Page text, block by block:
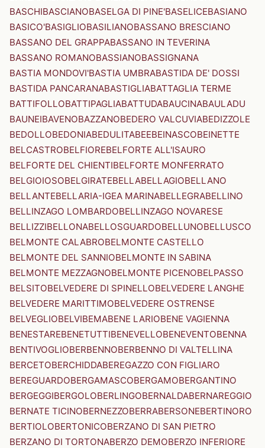
BASCHIBASCIANOBASELGA DI PINE'BASELICEBASIANO
BASICO'BASIGLIOBASILIANOBASSANO BRESCIANO
BASSANO DEL GRAPPABASSANO IN TEVERINA
BASSANO ROMANOBASSIANOBASSIGNANA
BASTIA MONDOVI'BASTIA UMBRABASTIDA DE' DOSSI
BASTIDA PANCARANABASTIGLIABATTAGLIA TERME
BATTIFOLLOBATTIPAGLIABATTUDABAUCINABAULADU
BAUNEIBAVENOBAZZANOBEDERO VALCUVIABEDIZZOLE
BEDOLLOBEDONIABEDULITABEEBEINASCOBEINETTE
BELCASTROBELFIOREBELFORTE ALL'ISAURO
BELFORTE DEL CHIENTIBELFORTE MONFERRATO
BELGIOIOSOBELGIRATEBELLABELLAGIOBELLANO
BELLANTEBELLARIA-IGEA MARINABELLEGRABELLINO
BELLINZAGO LOMBARDOBELLINZAGO NOVARESE
BELLIZZIBELLONABELLOSGUARDOBELLUNOBELLUSCO
BELMONTE CALABROBELMONTE CASTELLO
BELMONTE DEL SANNIOBELMONTE IN SABINA
BELMONTE MEZZAGNOBELMONTE PICENOBELPASSO
BELSITOBELVEDERE DI SPINELLOBELVEDERE LANGHE
BELVEDERE MARITTIMOBELVEDERE OSTRENSE
BELVEGLIOBELVIBEMABENE LARIOBENE VAGIENNA
BENESTAREBENETUTTIBENEVELLOBENEVENTOBENNA
BENTIVOGLIOBERBENNOBERBENNO DI VALTELLINA
BERCETOBERCHIDDABEREGAZZO CON FIGLIARO
BEREGUARDOBERGAMASCOBERGAMOBERGANTINO
BERGEGGIBERGOLOBERLINGOBERNALDABERNAREGGIO
BERNATE TICINOBERNEZZOBERRABERSONEBERTINORO
BERTIOLOBERTONICOBERZANO DI SAN PIETRO
BERZANO DI TORTONABERZO DEMOBERZO INFERIORE